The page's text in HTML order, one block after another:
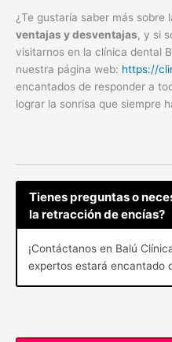
¿Te gustaría saber más sobre
ventajas y desventajas, y si
visitarnos en la clínica dental
nuestra página web: https://
encantados de responder a
lograr la sonrisa que siempre
Tienes preguntas o
la retracción de encías?
¡Contáctanos en Balú
expertos estará encantado